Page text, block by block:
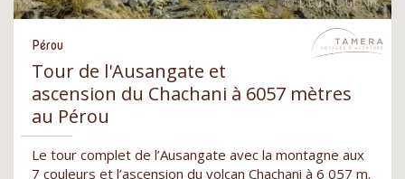
Pérou
Tour de l'Ausangate et
ascension du Chachani à 6057 mètres
au Pérou
Le tour complet de l’Ausangate avec la montagne aux
7 couleurs et l’ascension du volcan Chachani à 6 057 m.